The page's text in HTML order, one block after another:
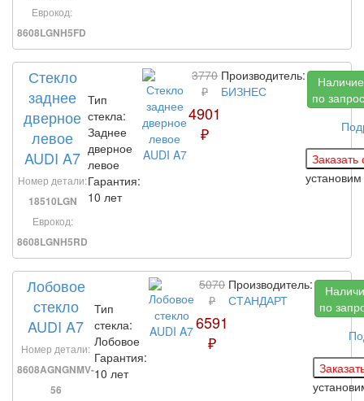
Еврокод:
8608LGNH5FD
Стекло
заднее
дверное
левое
AUDI A7
Номер детали:
18510LGN
Еврокод:
8608LGNH5RD
Тип
стекла:
Заднее
дверное
левое
Гарантия:
10 лет
3770
₽
4901
₽
Производитель:
БИЗНЕС
Наличие
по
установим
Лобовое
стекло
AUDI A7
Номер детали:
8608AGNGNMV-
56
Тип
стекла:
Лобовое
Гарантия:
10 лет
5070
₽
6591
₽
Производитель:
СТАНДАРТ
по